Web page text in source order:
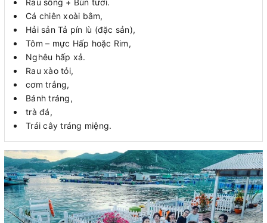
Rau sống + Bún tươi.
Cá chiên xoài bằm,
Hải sản Tả pín lù (đặc sản),
Tôm – mực Hấp hoặc Rim,
Nghêu hấp xả.
Rau xào tỏi,
cơm trắng,
Bánh tráng,
trà đá,
Trái cây tráng miệng.